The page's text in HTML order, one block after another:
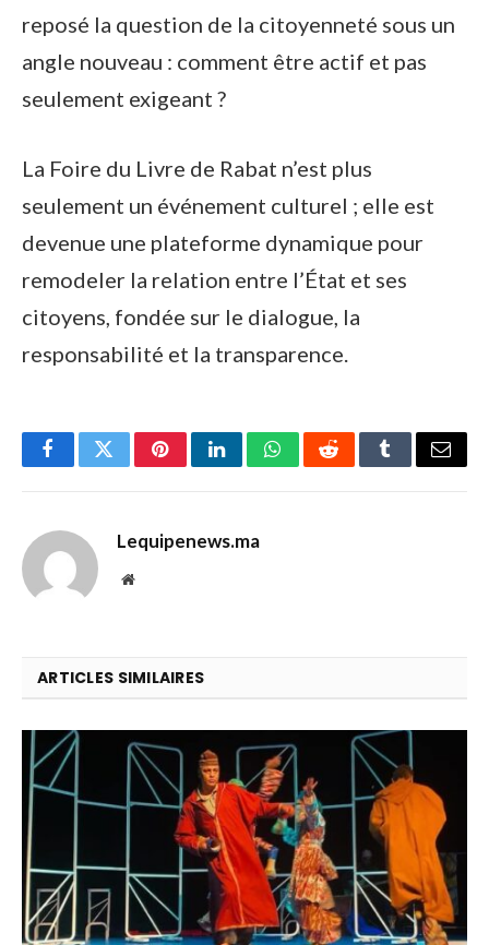
reposé la question de la citoyenneté sous un
angle nouveau : comment être actif et pas
seulement exigeant ?
La Foire du Livre de Rabat n’est plus
seulement un événement culturel ; elle est
devenue une plateforme dynamique pour
remodeler la relation entre l’État et ses
citoyens, fondée sur le dialogue, la
responsabilité et la transparence.
FacebookTwitterPinterestLinkedInWhatsAppRedditTumblrE-
Lequipenews.ma
Site
ARTICLES SIMILAIRES